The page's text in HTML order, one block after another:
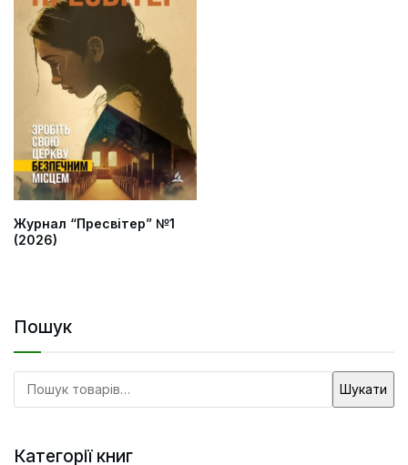
Журнал “Пресвітер” №1
(2026)
Пошук
Шукати
Категорії книг